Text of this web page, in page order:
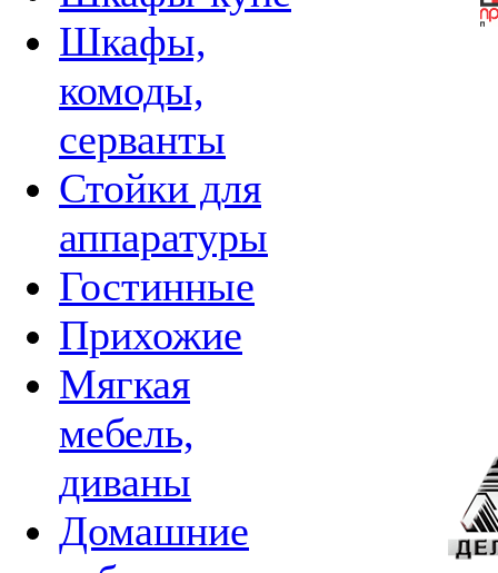
Шкафы,
комоды,
серванты
Стойки для
аппаратуры
Гостинные
Прихожие
Мягкая
мебель,
диваны
Домашние